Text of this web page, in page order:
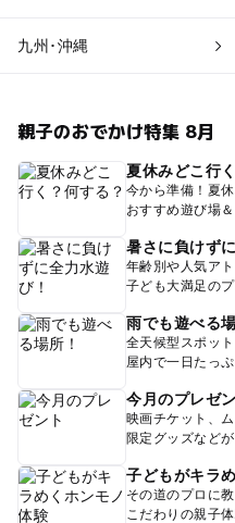
九州･沖縄
親子のおでかけ特集 8月
夏休みどこ行
今から準備！夏
おすすめ遊び場
暑さに負けず
年齢別や人気ア
子ども大満足の
雨でも遊べる
全天候型スポッ
屋内で一日たっ
今月のプレゼ
映画チケット、
限定グッズなどが
子どもがキラ
その道のプロに
こだわりの親子